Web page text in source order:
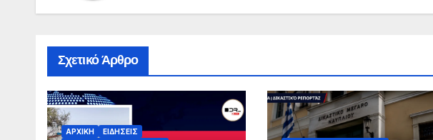
Σχετικό Άρθρο
ΑΡΧΙΚΗ
ΕΙΔΗΣΕΙΣ